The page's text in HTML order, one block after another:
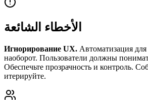
الأخطاء الشائعة
Игнорирование UX. Автоматизация
наоборот. Пользователи должны
Обеспечьте прозрачность и контроль.
итерируйте.